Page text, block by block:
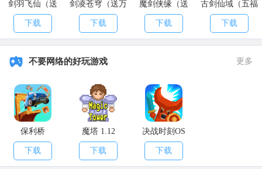
剑羽飞仙（送
10000真充）
下载
剑凌苍穹（送万
元真充）
下载
魔剑侠缘（送
2021充值）
下载
古剑仙域（五福
送真充）
下载
不要网络的好玩游戏 更多
保利桥
下载
魔塔 1.12
下载
决战时刻OS
下载